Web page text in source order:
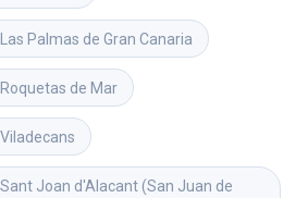
Las Palmas de Gran Canaria
Roquetas de Mar
Viladecans
Sant Joan d'Alacant (San Juan de